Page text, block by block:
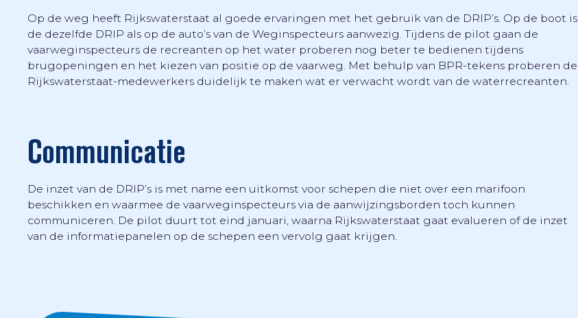
Op de weg heeft Rijkswaterstaat al goede ervaringen met het gebruik van de DRIP’s. Op de boot is
de dezelfde DRIP als op de auto’s van de Weginspecteurs aanwezig. Tijdens de pilot gaan de
vaarweginspecteurs de recreanten op het water proberen nog beter te bedienen tijdens
brugopeningen en het kiezen van positie op de vaarweg. Met behulp van BPR-tekens proberen de
Rijkswaterstaat-medewerkers duidelijk te maken wat er verwacht wordt van de waterrecreanten.
Communicatie
De inzet van de DRIP’s is met name een uitkomst voor schepen die niet over een marifoon
beschikken en waarmee de vaarweginspecteurs via de aanwijzingsborden toch kunnen
communiceren. De pilot duurt tot eind januari, waarna Rijkswaterstaat gaat evalueren of de inzet
van de informatiepanelen op de schepen een vervolg gaat krijgen.